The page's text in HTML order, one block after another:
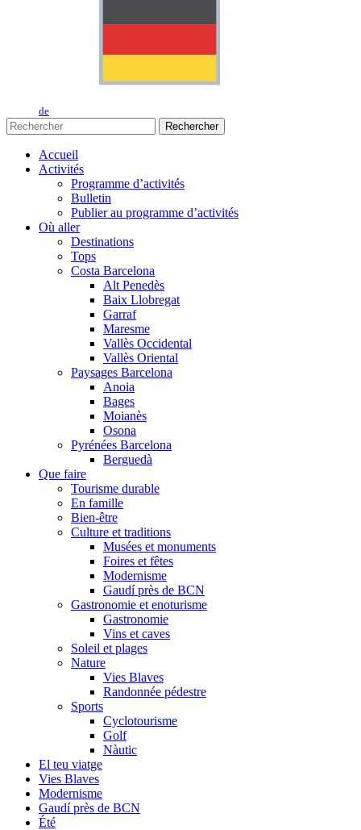
de
Rechercher
Accueil
Activités
Programme d’activités
Bulletin
Publier au programme d’activités
Où aller
Destinations
Tops
Costa Barcelona
Alt Penedès
Baix Llobregat
Garraf
Maresme
Vallès Occidental
Vallès Oriental
Paysages Barcelona
Anoia
Bages
Moianès
Osona
Pyrénées Barcelona
Berguedà
Que faire
Tourisme durable
En famille
Bien-être
Culture et traditions
Musées et monuments
Foires et fêtes
Modernisme
Gaudí près de BCN
Gastronomie et enoturisme
Gastronomie
Vins et caves
Soleil et plages
Nature
Vies Blaves
Randonnée pédestre
Sports
Cyclotourisme
Golf
Nàutic
El teu viatge
Vies Blaves
Modernisme
Gaudí près de BCN
Été